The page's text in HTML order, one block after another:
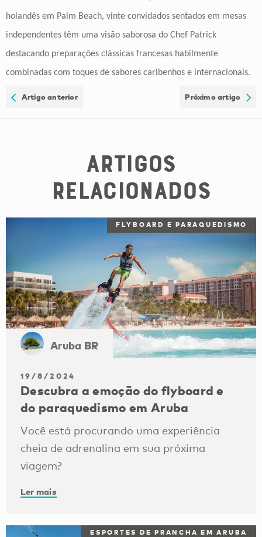
holandês em Palm Beach, vinte convidados sentados em mesas
independentes têm uma visão saborosa do Chef Patrick
destacando preparações clássicas francesas habilmente
combinadas com toques de sabores caribenhos e internacionais.
Artigo anterior Próximo artigo
Artigos
Relacionados
FLYBOARD E PARAQUEDISMO
Aruba BR
19/8/2024
Descubra a emoção do flyboard e
do paraquedismo em Aruba
Você está procurando uma experiência
cheia de adrenalina em sua próxima
viagem?
Ler mais
ESPORTES DE PRANCHA EM ARUBA